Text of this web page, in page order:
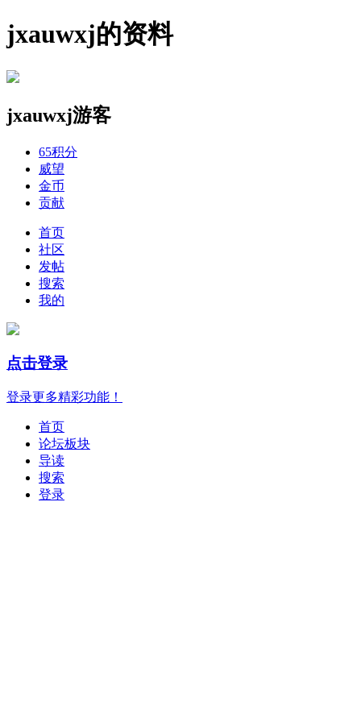
jxauwxj的资料
jxauwxj游客
65积分
威望
金币
贡献
首页
社区
发帖
搜索
我的
点击登录
登录更多精彩功能！
首页
论坛板块
导读
搜索
登录